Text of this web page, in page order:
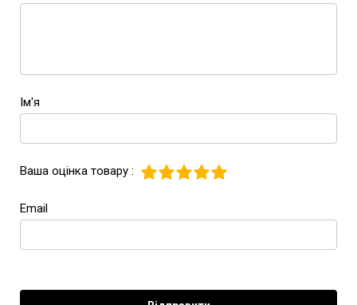
Ім'я
Ваша оцінка товару :
Email